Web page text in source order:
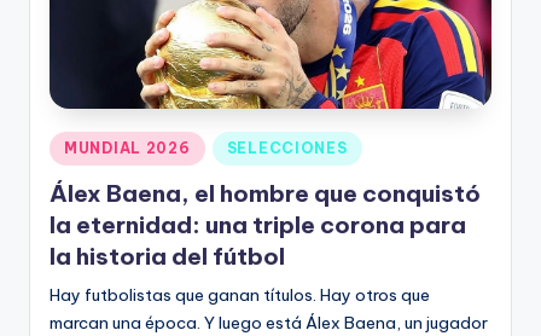
MUNDIAL 2026 SELECCIONES
Álex Baena, el hombre que conquistó
la eternidad: una triple corona para
la historia del fútbol
Hay futbolistas que ganan títulos. Hay otros que
marcan una época. Y luego está Álex Baena, un jugador